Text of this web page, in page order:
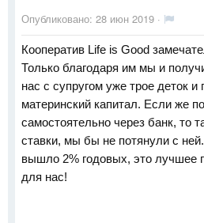
Опубликовано: 28 июн 2019 ·
Кооператив Life is Good
Только благодаря им мы и
нас с супругом уже трое деток
материнский капитал. Если же
самостоятельно через банк, то
ставки, мы бы не потянули с
вышло 2% годовых, это лучшее
для нас!